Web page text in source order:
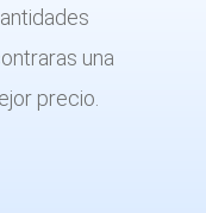
una
precio.